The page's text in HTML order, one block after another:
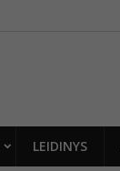
LEIDINYS